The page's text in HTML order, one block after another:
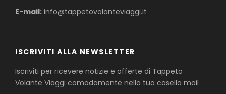
E-mail: info@tappetovolanteviaggi.it
ISCRIVITI ALLA NEWSLETTER
Iscriviti per ricevere notizie e offerte di Tappeto
Volante Viaggi comodamente nella tua casella mail